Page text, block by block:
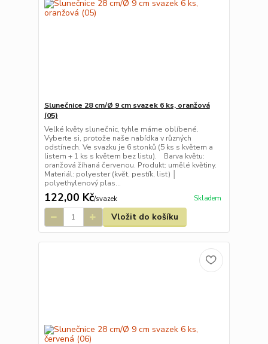
Slunečnice 28 cm/Ø 9 cm svazek 6 ks, oranžová
(05)
Velké květy slunečnic, tyhle máme oblíbené.
Vyberte si, protože naše nabídka v různých
odstínech. Ve svazku je 6 stonků (5 ks s květem a
listem + 1 ks s květem bez listu). Barva květu:
oranžová žíhaná červenou. Produkt: umělé květiny.
Materiál: polyester (květ, pestík, list) │
polyethylenový plas...
122,00 Kč/svazek Skladem
Vložit do košíku